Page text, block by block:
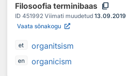
Filosoofia terminibaas content_copy
ID 451992 Viimati muudetud 13.09.2019
Vaata sõnakogu
et organitsism
en organicism